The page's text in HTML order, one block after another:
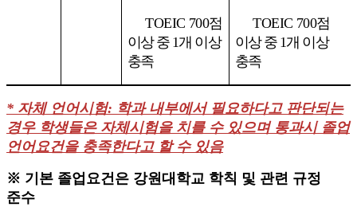
TOEIC 700점
이상 중 1개 이상
충족
TOEIC 700점
이상 중 1개 이상
충족
* 자체 언어시험: 학과 내부에서 필요하다고 판단되는
경우 학생들은 자체시험을 치를 수 있으며 통과시 졸업
언어요건을 충족한다고 할 수 있음
※ 기본 졸업요건은 강원대학교 학칙 및 관련 규정
준수